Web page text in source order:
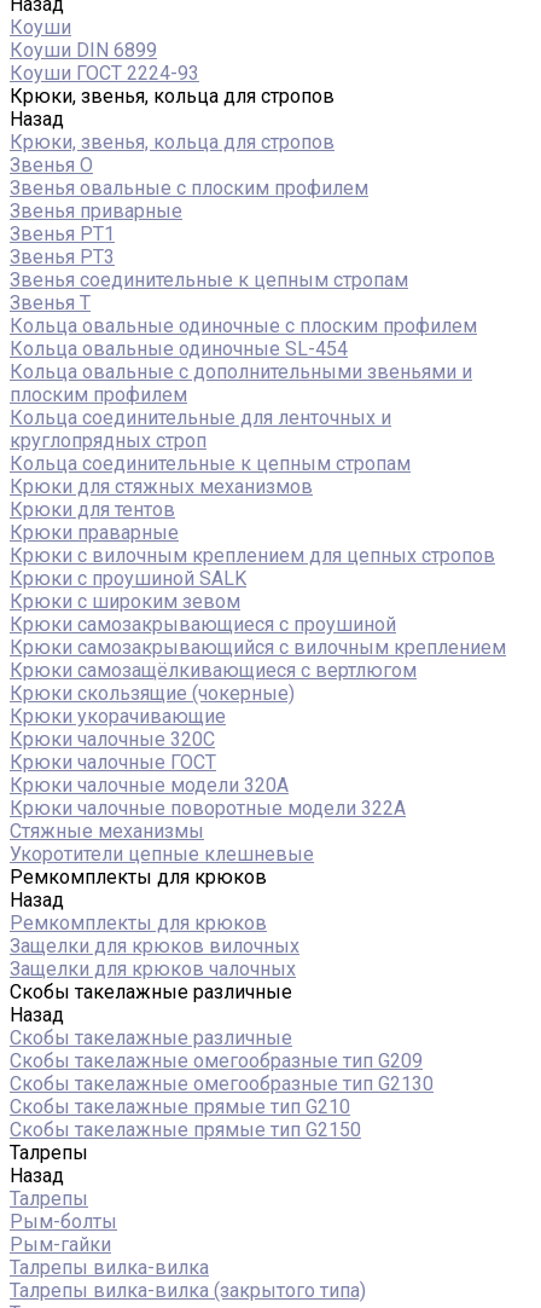
Коуши
Коуши DIN 6899
Коуши ГОСТ 2224-93
Крюки, звенья, кольца для стропов
Назад
Крюки, звенья, кольца для стропов
Звенья О
Звенья овальные с плоским профилем
Звенья приварные
Звенья РТ1
Звенья РТ3
Звенья соединительные к цепным стропам
Звенья Т
Кольца овальные одиночные c плоским профилем
Кольца овальные одиночные SL-454
Кольца овальные с дополнительными звеньями и
плоским профилем
Кольца соединительные для ленточных и
круглопрядных строп
Кольца соединительные к цепным стропам
Крюки для стяжных механизмов
Крюки для тентов
Крюки праварные
Крюки с вилочным креплением для цепных стропов
Крюки с проушиной SALK
Крюки с широким зевом
Крюки самозакрывающиеся с проушиной
Крюки самозакрывающийся с вилочным креплением
Крюки самозащёлкивающиеся с вертлюгом
Крюки скользящие (чокерные)
Крюки укорачивающие
Крюки чалочные 320C
Крюки чалочные ГОСТ
Крюки чалочные модели 320А
Крюки чалочные поворотные модели 322А
Стяжные механизмы
Укоротители цепные клешневые
Ремкомплекты для крюков
Назад
Ремкомплекты для крюков
Защелки для крюков вилочных
Защелки для крюков чалочных
Скобы такелажные различные
Назад
Скобы такелажные различные
Скобы такелажные омегообразные тип G209
Скобы такелажные омегообразные тип G2130
Скобы такелажные прямые тип G210
Скобы такелажные прямые тип G2150
Талрепы
Назад
Талрепы
Рым-болты
Рым-гайки
Талрепы вилка-вилка
Талрепы вилка-вилка (закрытого типа)